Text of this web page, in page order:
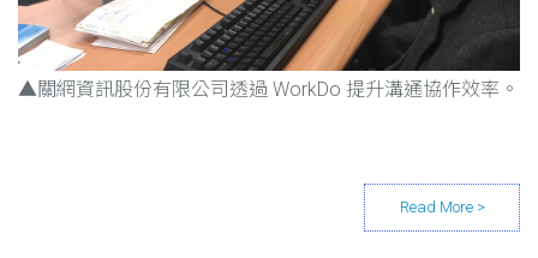
▲關網資訊股份有限公司透過 WorkDo 提升溝通協作效率。